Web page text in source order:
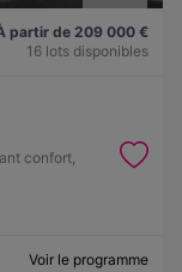
partir de 209 000 €
16 lots disponibles
confort,
Voir le programme